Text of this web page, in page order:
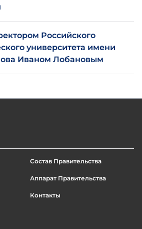
Российского
университета имени
Иваном Лобановым
Состав Правительства
Аппарат Правительства
Контакты